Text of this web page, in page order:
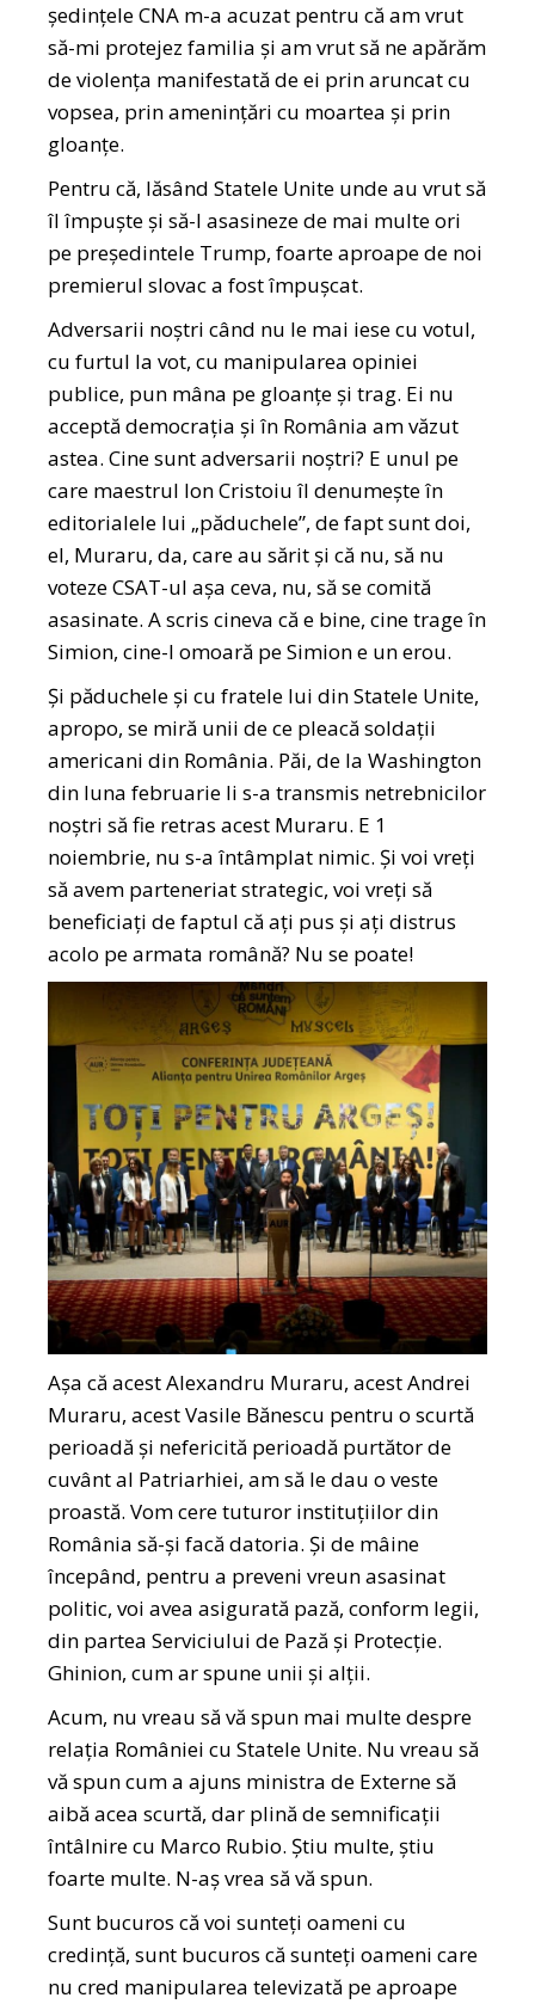
ședințele CNA m-a acuzat pentru că am vrut
să-mi protejez familia și am vrut să ne apărăm
de violența manifestată de ei prin aruncat cu
vopsea, prin amenințări cu moartea și prin
gloanțe.
Pentru că, lăsând Statele Unite unde au vrut să
îl împuște și să-l asasineze de mai multe ori
pe președintele Trump, foarte aproape de noi
premierul slovac a fost împușcat.
Adversarii noștri când nu le mai iese cu votul,
cu furtul la vot, cu manipularea opiniei
publice, pun mâna pe gloanțe și trag. Ei nu
acceptă democrația și în România am văzut
astea. Cine sunt adversarii noștri? E unul pe
care maestrul Ion Cristoiu îl denumește în
editorialele lui „păduchele”, de fapt sunt doi,
el, Muraru, da, care au sărit și că nu, să nu
voteze CSAT-ul așa ceva, nu, să se comită
asasinate. A scris cineva că e bine, cine trage în
Simion, cine-l omoară pe Simion e un erou.
Și păduchele și cu fratele lui din Statele Unite,
apropo, se miră unii de ce pleacă soldații
americani din România. Păi, de la Washington
din luna februarie li s-a transmis netrebnicilor
noștri să fie retras acest Muraru. E 1
noiembrie, nu s-a întâmplat nimic. Și voi vreți
să avem parteneriat strategic, voi vreți să
beneficiați de faptul că ați pus și ați distrus
acolo pe armata română? Nu se poate!
Așa că acest Alexandru Muraru, acest Andrei
Muraru, acest Vasile Bănescu pentru o scurtă
perioadă și nefericită perioadă purtător de
cuvânt al Patriarhiei, am să le dau o veste
proastă. Vom cere tuturor instituțiilor din
România să-și facă datoria. Și de mâine
începând, pentru a preveni vreun asasinat
politic, voi avea asigurată pază, conform legii,
din partea Serviciului de Pază și Protecție.
Ghinion, cum ar spune unii și alții.
Acum, nu vreau să vă spun mai multe despre
relația României cu Statele Unite. Nu vreau să
vă spun cum a ajuns ministra de Externe să
aibă acea scurtă, dar plină de semnificații
întâlnire cu Marco Rubio. Știu multe, știu
foarte multe. N-aș vrea să vă spun.
Sunt bucuros că voi sunteți oameni cu
credință, sunt bucuros că sunteți oameni care
nu cred manipularea televizată pe aproape